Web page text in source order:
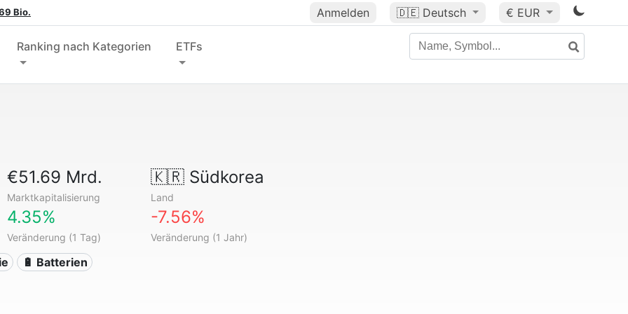
Bio. Anmelden 🇩🇪 Deutsch € EUR
Ranking nach Kategorien ETFs
€51.69 Mrd.
Marktkapitalisierung
🇰🇷Südkorea
Land
4.35%
Veränderung (1 Tag)
-7.56%
Veränderung (1 Jahr)
🔋 Batterien